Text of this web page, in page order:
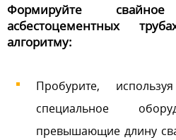
Формируйте
асбестоцементных
алгоритму:
Пробурите,
специальное
превышающие длину